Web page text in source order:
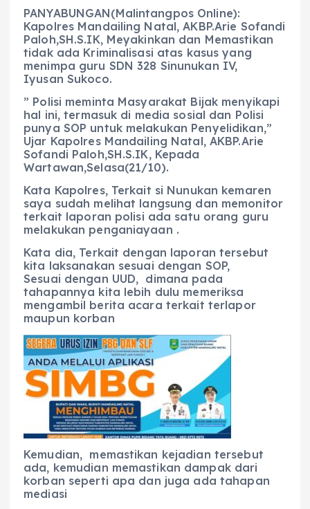
PANYABUNGAN(Malintangpos Online):
Kapolres Mandailing Natal, AKBP.Arie Sofandi
Paloh,SH.S.IK, Meyakinkan dan Memastikan
tidak ada Kriminalisasi atas kasus yang
menimpa guru SDN 328 Sinunukan IV,
Iyusan Sukoco.
” Polisi meminta Masyarakat Bijak menyikapi
hal ini, termasuk di media sosial dan Polisi
punya SOP untuk melakukan Penyelidikan,”
Ujar Kapolres Mandailing Natal, AKBP.Arie
Sofandi Paloh,SH.S.IK, Kepada
Wartawan,Selasa(21/10).
Kata Kapolres, Terkait si Nunukan kemaren
saya sudah melihat langsung dan memonitor
terkait laporan polisi ada satu orang guru
melakukan penganiayaan .
Kata dia, Terkait dengan laporan tersebut
kita laksanakan sesuai dengan SOP,
Sesuai dengan UUD, dimana pada
tahapannya kita lebih dulu memeriksa
mengambil berita acara terkait terlapor
maupun korban
Kemudian, memastikan kejadian tersebut
ada, kemudian memastikan dampak dari
korban seperti apa dan juga ada tahapan
mediasi